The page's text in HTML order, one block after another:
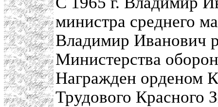
министра среднего
Владимир Иванович
Министерства
Награжден орденом
Трудового Красного